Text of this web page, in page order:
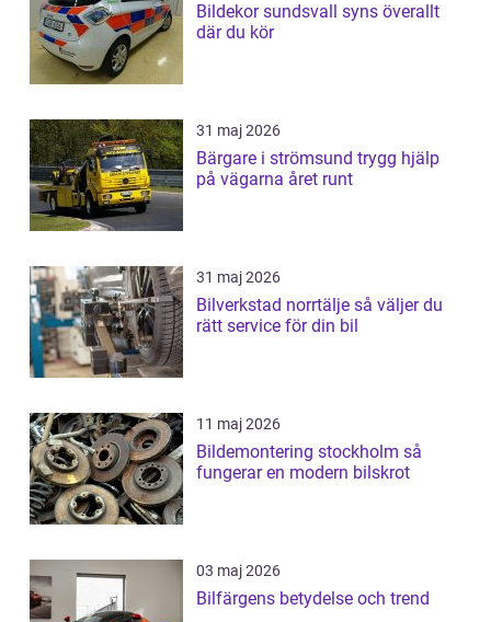
Bildekor sundsvall syns överallt
där du kör
31 maj 2026
Bärgare i strömsund trygg hjälp
på vägarna året runt
31 maj 2026
Bilverkstad norrtälje så väljer du
rätt service för din bil
11 maj 2026
Bildemontering stockholm så
fungerar en modern bilskrot
03 maj 2026
Bilfärgens betydelse och trend